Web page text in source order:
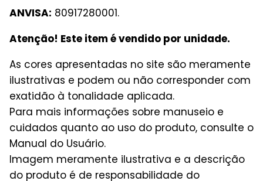
ANVISA: 80917280001.
Atenção! Este item é vendido por unidade.
As cores apresentadas no site são meramente
ilustrativas e podem ou não corresponder com
exatidão à tonalidade aplicada.
Para mais informações sobre manuseio e
cuidados quanto ao uso do produto, consulte o
Manual do Usuário.
Imagem meramente ilustrativa e a descrição
do produto é de responsabilidade do